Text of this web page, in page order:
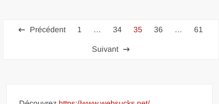
Pagination
Précédent 1 … 34 35 36 … 61
Suivant